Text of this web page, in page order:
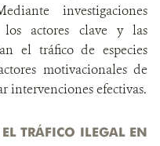
investigaciones
actores clave y las
el tráfico de especies
motivacionales de
intervenciones efectivas.
TRÁFICO ILEGAL EN